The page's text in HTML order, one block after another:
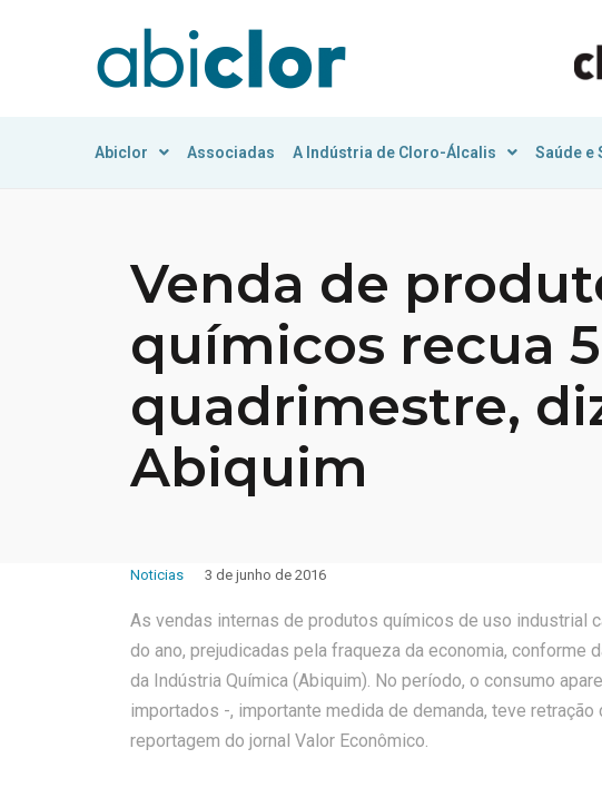
Abiclor Associadas A Indústria de Cloro-Álcalis Saúde e
Venda de
químicos recua
quadrimestre,
Abiquim
Noticias 3 de junho de 2016
As vendas internas de produtos químicos de uso industrial
do ano, prejudicadas pela fraqueza da economia, conforme
da Indústria Química (Abiquim). No período, o consumo
importados -, importante medida de demanda, teve
reportagem do jornal Valor Econômico.